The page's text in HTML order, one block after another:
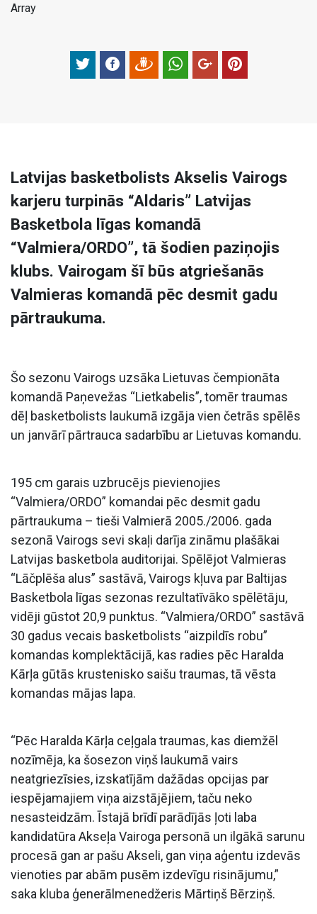
Array
Latvijas basketbolists Akselis Vairogs
karjeru turpinās “Aldaris” Latvijas
Basketbola līgas komandā
“Valmiera/ORDO”, tā šodien paziņojis
klubs. Vairogam šī būs atgriešanās
Valmieras komandā pēc desmit gadu
pārtraukuma.
Šo sezonu Vairogs uzsāka Lietuvas čempionāta
komandā Paņevežas “Lietkabelis”, tomēr traumas
dēļ basketbolists laukumā izgāja vien četrās spēlēs
un janvārī pārtrauca sadarbību ar Lietuvas komandu.
195 cm garais uzbrucējs pievienojies
“Valmiera/ORDO” komandai pēc desmit gadu
pārtraukuma – tieši Valmierā 2005./2006. gada
sezonā Vairogs sevi skaļi darīja zināmu plašākai
Latvijas basketbola auditorijai. Spēlējot Valmieras
“Lāčplēša alus” sastāvā, Vairogs kļuva par Baltijas
Basketbola līgas sezonas rezultatīvāko spēlētāju,
vidēji gūstot 20,9 punktus. “Valmiera/ORDO” sastāvā
30 gadus vecais basketbolists “aizpildīs robu”
komandas komplektācijā, kas radies pēc Haralda
Kārļa gūtās krustenisko saišu traumas, tā vēsta
komandas mājas lapa.
“Pēc Haralda Kārļa ceļgala traumas, kas diemžēl
nozīmēja, ka šosezon viņš laukumā vairs
neatgriezīsies, izskatījām dažādas opcijas par
iespējamajiem viņa aizstājējiem, taču neko
nesasteidzām. Īstajā brīdī parādījās ļoti laba
kandidatūra Akseļa Vairoga personā un ilgākā sarunu
procesā gan ar pašu Akseli, gan viņa aģentu izdevās
vienoties par abām pusēm izdevīgu risinājumu,”
saka kluba ģenerālmenedžeris Mārtiņš Bērziņš.